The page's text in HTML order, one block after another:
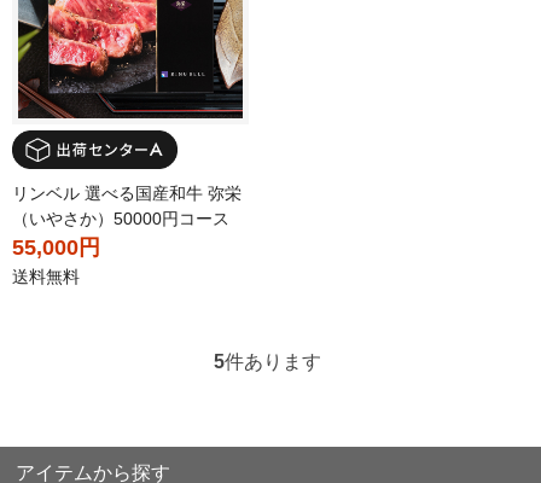
リンベル 選べる国産和牛 弥栄
（いやさか）50000円コース
55,000円
送料無料
5件あります
アイテムから探す